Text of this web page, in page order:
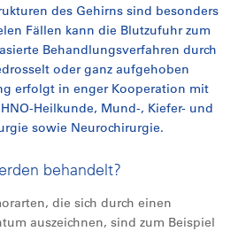
des Gehirns sind besonders
Fällen kann die Blutzufuhr zum
Behandlungsverfahren durch
oder ganz aufgehoben
erfolgt in enger Kooperation mit
Heilkunde, Mund-, Kiefer- und
sowie Neurochirurgie.
behandelt?
die sich durch einen
auszeichnen, sind zum Beispiel